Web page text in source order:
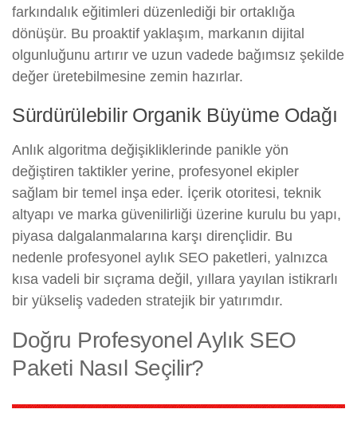
farkındalık eğitimleri düzenlediği bir ortaklığa
dönüşür. Bu proaktif yaklaşım, markanın dijital
olgunluğunu artırır ve uzun vadede bağımsız şekilde
değer üretebilmesine zemin hazırlar.
Sürdürülebilir Organik Büyüme Odağı
Anlık algoritma değişikliklerinde panikle yön
değiştiren taktikler yerine, profesyonel ekipler
sağlam bir temel inşa eder. İçerik otoritesi, teknik
altyapı ve marka güvenilirliği üzerine kurulu bu yapı,
piyasa dalgalanmalarına karşı dirençlidir. Bu
nedenle profesyonel aylık SEO paketleri, yalnızca
kısa vadeli bir sıçrama değil, yıllara yayılan istikrarlı
bir yükseliş vadeden stratejik bir yatırımdır.
Doğru Profesyonel Aylık SEO
Paketi Nasıl Seçilir?